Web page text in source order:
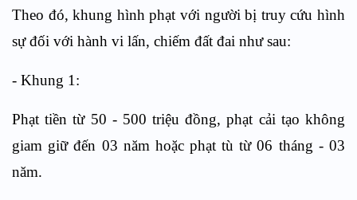
Theo đó, khung hình phạt với người bị truy cứu hình
sự đối với hành vi lấn, chiếm đất đai như sau:
- Khung 1:
Phạt tiền từ 50 - 500 triệu đồng, phạt cải tạo không
giam giữ đến 03 năm hoặc phạt tù từ 06 tháng - 03
năm.